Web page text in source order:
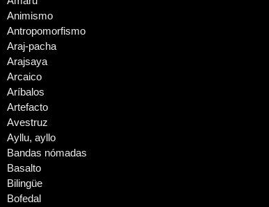
Animismo
Antropomorfismo
Araj-pacha
Arajsaya
Arcaico
Aríbalos
Artefacto
Avestruz
Ayllu, ayllo
Bandas nómadas
Basalto
Bilingüe
Bofedal